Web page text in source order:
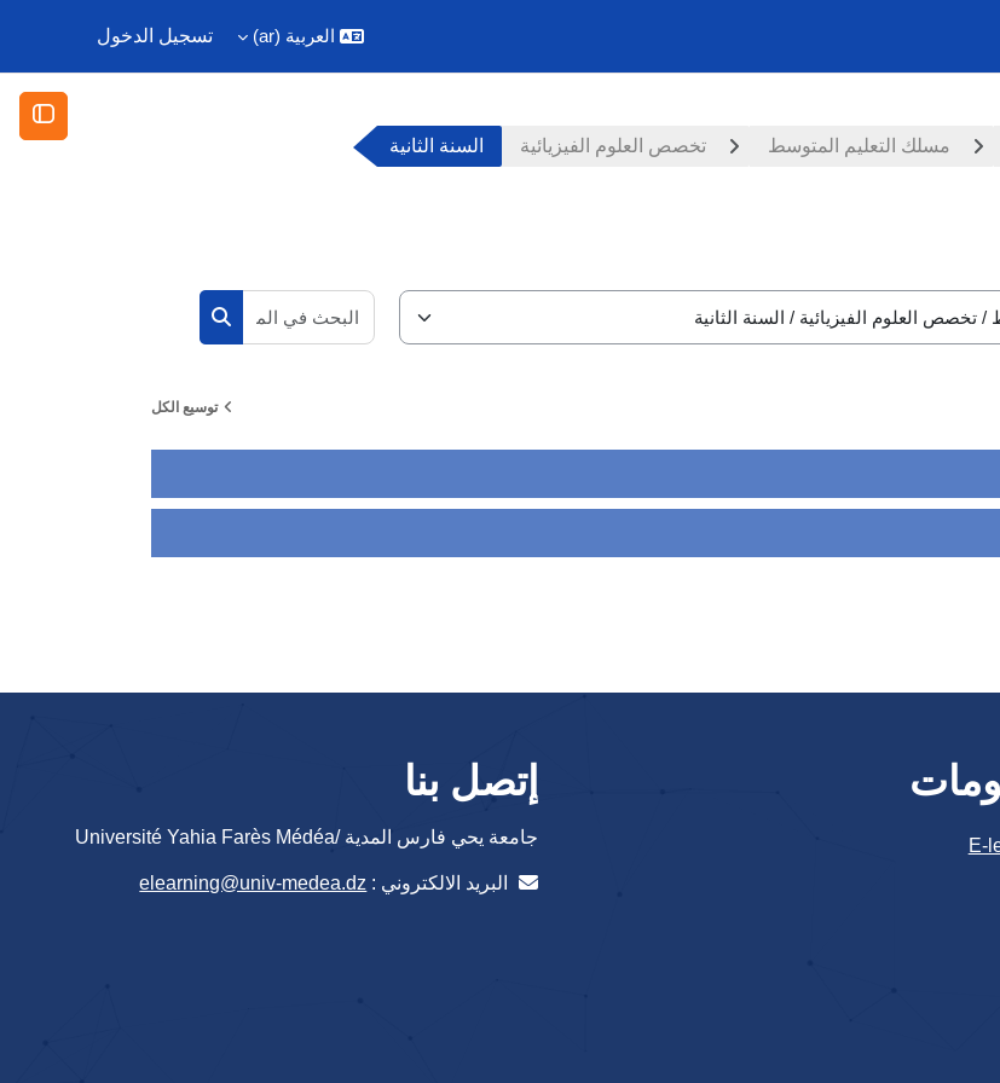
العربية ‎(ar)‎ تسجيل الدخول
فتح
مسلك التعليم المتوسط تخصص العلوم الفيزيائية السنة الثانية
البحث في المقررات الدراسية
توسيع الكل
E-
إتصل بنا
جامعة يحي فارس المدية /Université Yahia Farès Médéa
البريد الالكتروني : elearning@univ-medea.dz